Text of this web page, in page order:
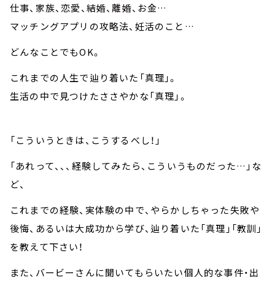
仕事、家族、恋愛、結婚、離婚、お金…
マッチングアプリの攻略法、妊活のこと…
どんなことでもOK。
これまでの人生で辿り着いた「真理」。
生活の中で見つけたささやかな「真理」。
「こういうときは、こうするべし！」
「あれって、、、経験してみたら、こういうものだった…」な
ど、
これまでの経験、実体験の中で、やらかしちゃった失敗や
後悔、あるいは大成功から学び、辿り着いた「真理」「教訓」
を教えて下さい！
また、バービーさんに聞いてもらいたい個人的な事件・出